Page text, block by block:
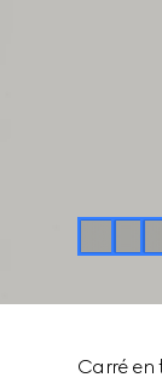
Carré en